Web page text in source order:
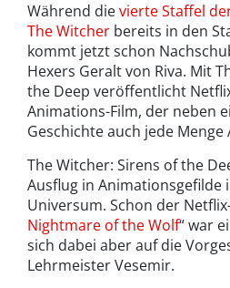
Während dievierte Staffel
The Witcher bereits in den
kommt jetzt schon
Hexers Geralt von Riva. Mit
the Deep veröffentlicht
Animations-Film, der neben
Geschichte auch jede
The Witcher: Sirens of the
Ausflug in Animationsgefilde
Universum. Schon der
Nightmare of the Wolf“ war
sich dabei aber auf die
Lehrmeister Vesemir.